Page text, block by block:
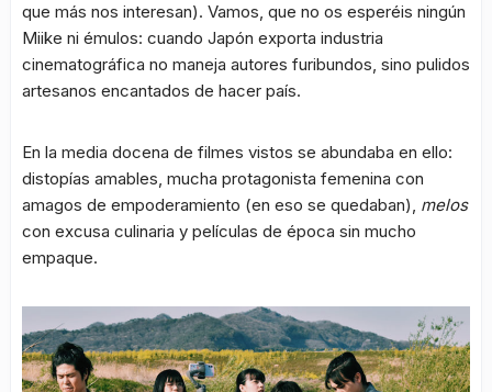
que más nos interesan). Vamos, que no os esperéis ningún
Miike ni émulos: cuando Japón exporta industria
cinematográfica no maneja autores furibundos, sino pulidos
artesanos encantados de hacer país.
En la media docena de filmes vistos se abundaba en ello:
distopías amables, mucha protagonista femenina con
amagos de empoderamiento (en eso se quedaban), melos
con excusa culinaria y películas de época sin mucho
empaque.